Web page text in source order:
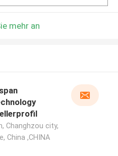
mehr an
Changhzou city,
China ,CHINA